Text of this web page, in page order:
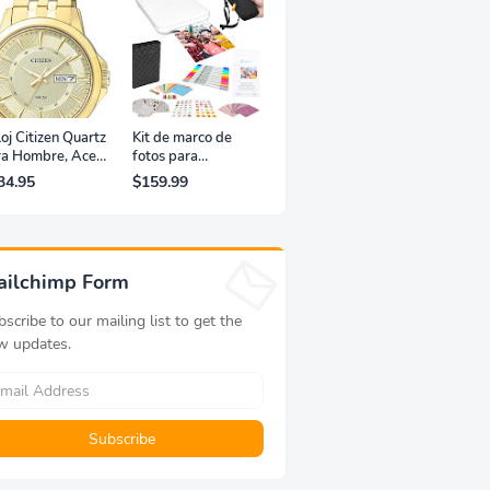
Citizen Quartz
Hombre, Acero
Clásico,
Kit de marco de
fotos para
impresora portátil
de fotografías y
$159.99
Form
to our mailing list to get the
updates.